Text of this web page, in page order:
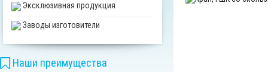
Эксклюзивная продукция
Заводы изготовители
Наши преимущества